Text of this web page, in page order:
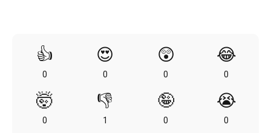
👍
0
😍
0
😲
0
😂
0
🤯
0
👎
1
🤪
0
😭
0